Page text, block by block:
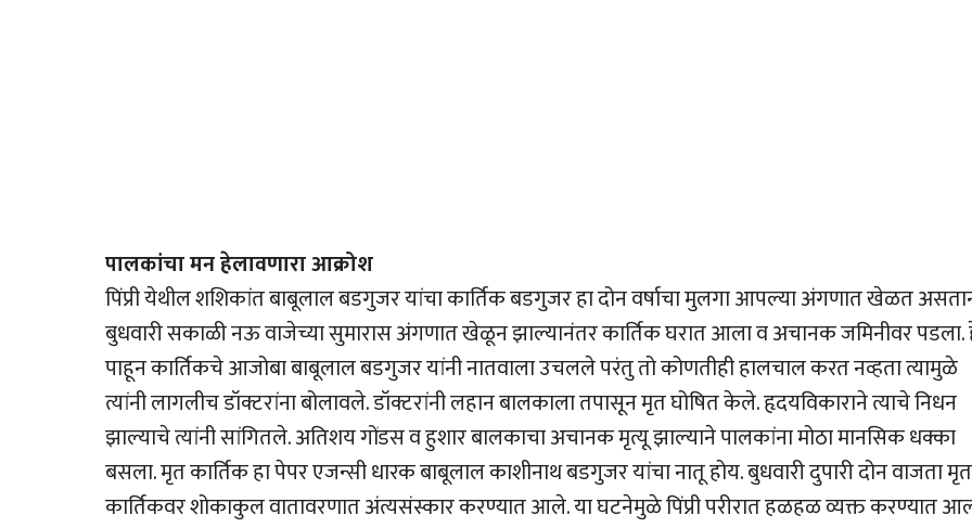
पालकांचा मन हेलावणारा आक्रोश
पिंप्री येथील शशिकांत बाबूलाल बडगुजर यांचा कार्तिक बडगुजर हा दोन वर्षाचा मुलगा आपल्या अंगणात खेळत
बुधवारी सकाळी नऊ वाजेच्या सुमारास अंगणात खेळून झाल्यानंतर कार्तिक घरात आला व अचानक जमिनीवर पडला.
पाहून कार्तिकचे आजोबा बाबूलाल बडगुजर यांनी नातवाला उचलले परंतु तो कोणतीही हालचाल करत नव्हता त्यामुळे
त्यांनी लागलीच डॉक्टरांना बोलावले. डॉक्टरांनी लहान बालकाला तपासून मृत घोषित केले. हृदयविकाराने त्याचे निधन
झाल्याचे त्यांनी सांगितले. अतिशय गोंडस व हुशार बालकाचा अचानक मृत्यू झाल्याने पालकांना मोठा मानसिक धक्का
बसला. मृत कार्तिक हा पेपर एजन्सी धारक बाबूलाल काशीनाथ बडगुजर यांचा नातू होय. बुधवारी दुपारी दोन वाजता मृत
कार्तिकवर शोकाकुल वातावरणात अंत्यसंस्कार करण्यात आले. या घटनेमुळे पिंप्री परीरात हळहळ व्यक्त करण्यात